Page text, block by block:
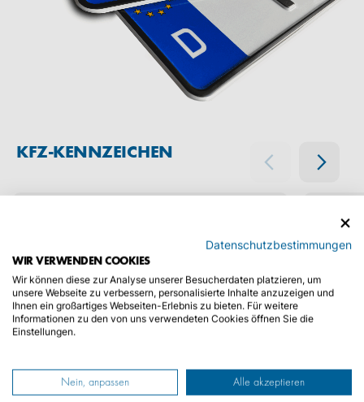
KFZ-KENNZEICHEN
Datenschutzbestimmungen
WIR VERWENDEN COOKIES
Wir können diese zur Analyse unserer Besucherdaten platzieren, um
unsere Webseite zu verbessern, personalisierte Inhalte anzuzeigen und
Ihnen ein großartiges Webseiten-Erlebnis zu bieten. Für weitere
Informationen zu den von uns verwendeten Cookies öffnen Sie die
Einstellungen.
Nein, anpassen Alle akzeptieren